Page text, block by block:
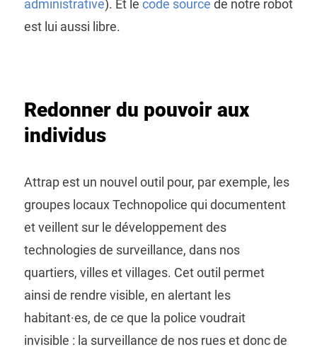
administrative). Et le code source de notre robot
est lui aussi libre.
Redonner du pouvoir aux
individus
Attrap est un nouvel outil pour, par exemple, les
groupes locaux Technopolice qui documentent
et veillent sur le développement des
technologies de surveillance, dans nos
quartiers, villes et villages. Cet outil permet
ainsi de rendre visible, en alertant les
habitant·es, de ce que la police voudrait
invisible : la surveillance de nos rues et donc de